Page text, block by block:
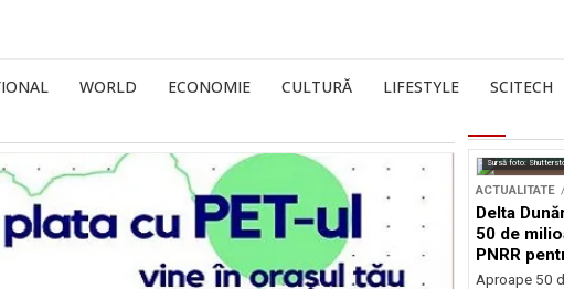
WORLD ECONOMIE CULTURĂ LIFESTYLE SCITECH
Sursă foto:
ACTUALITATE
Delta
50 de
PNRR
esențiale
Aproape 50